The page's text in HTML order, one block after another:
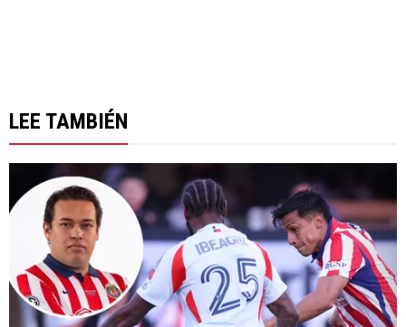
LEE TAMBIÉN